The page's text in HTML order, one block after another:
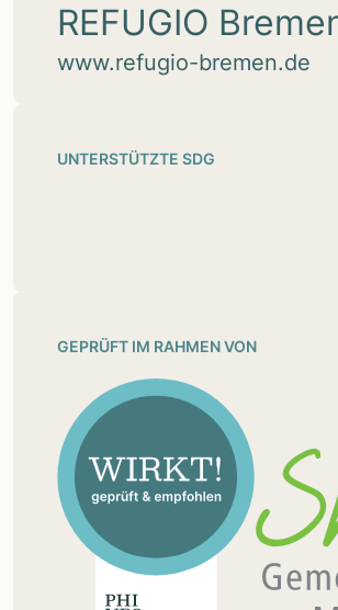
REFUGIO
www.refugio-bremen.de
UNTERSTÜTZTE SDG
GEPRÜFT IM RAHMEN VON